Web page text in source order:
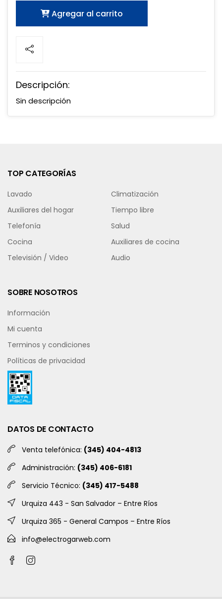
Agregar al carrito
Descripción:
Sin descripción
TOP CATEGORÍAS
Lavado
Climatización
Auxiliares del hogar
Tiempo libre
Telefonía
Salud
Cocina
Auxiliares de cocina
Televisión / Video
Audio
SOBRE NOSOTROS
Información
Mi cuenta
Terminos y condiciones
Políticas de privacidad
DATOS DE CONTACTO
Venta telefónica: (345) 404-4813
Administración: (345) 406-6181
Servicio Técnico: (345) 417-5488
Urquiza 443 - San Salvador – Entre Ríos
Urquiza 365 - General Campos – Entre Ríos
info@electrogarweb.com